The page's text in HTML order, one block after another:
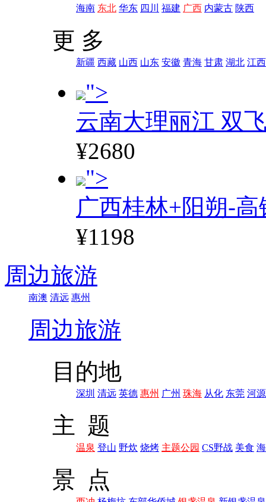
海南 东北 华东 四川 福建 广西 内蒙古 陕西
更 多
新疆 西藏 山西 山东 安徽 青海 甘肃 湖北 江西
">
云南大理丽江 双
¥2680
">
广西桂林+阳朔-高
¥1198
周边旅游
南澳 清远 惠州
周边旅游
目的地
深圳 清远 英德 惠州 广州 珠海 从化 东莞 河源
主 题
温泉 登山 野炊 烧烤 主题公园 CS野战 美食
景 点